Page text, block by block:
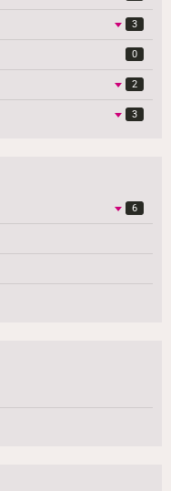
3
0
2
3
6